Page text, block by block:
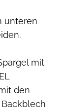
unteren
mit
den